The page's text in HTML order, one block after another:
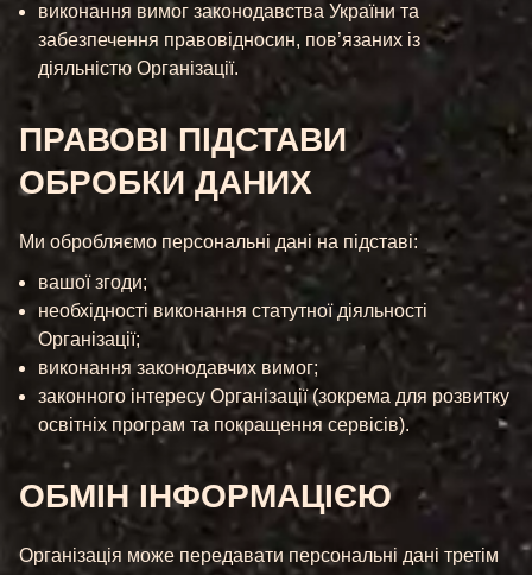
виконання вимог законодавства України та
забезпечення правовідносин, пов’язаних із
діяльністю Організації.
ПРАВОВІ ПІДСТАВИ
ОБРОБКИ ДАНИХ
Ми обробляємо персональні дані на підставі:
вашої згоди;
необхідності виконання статутної діяльності
Організації;
виконання законодавчих вимог;
законного інтересу Організації (зокрема для розвитку
освітніх програм та покращення сервісів).
ОБМІН ІНФОРМАЦІЄЮ
Організація може передавати персональні дані третім